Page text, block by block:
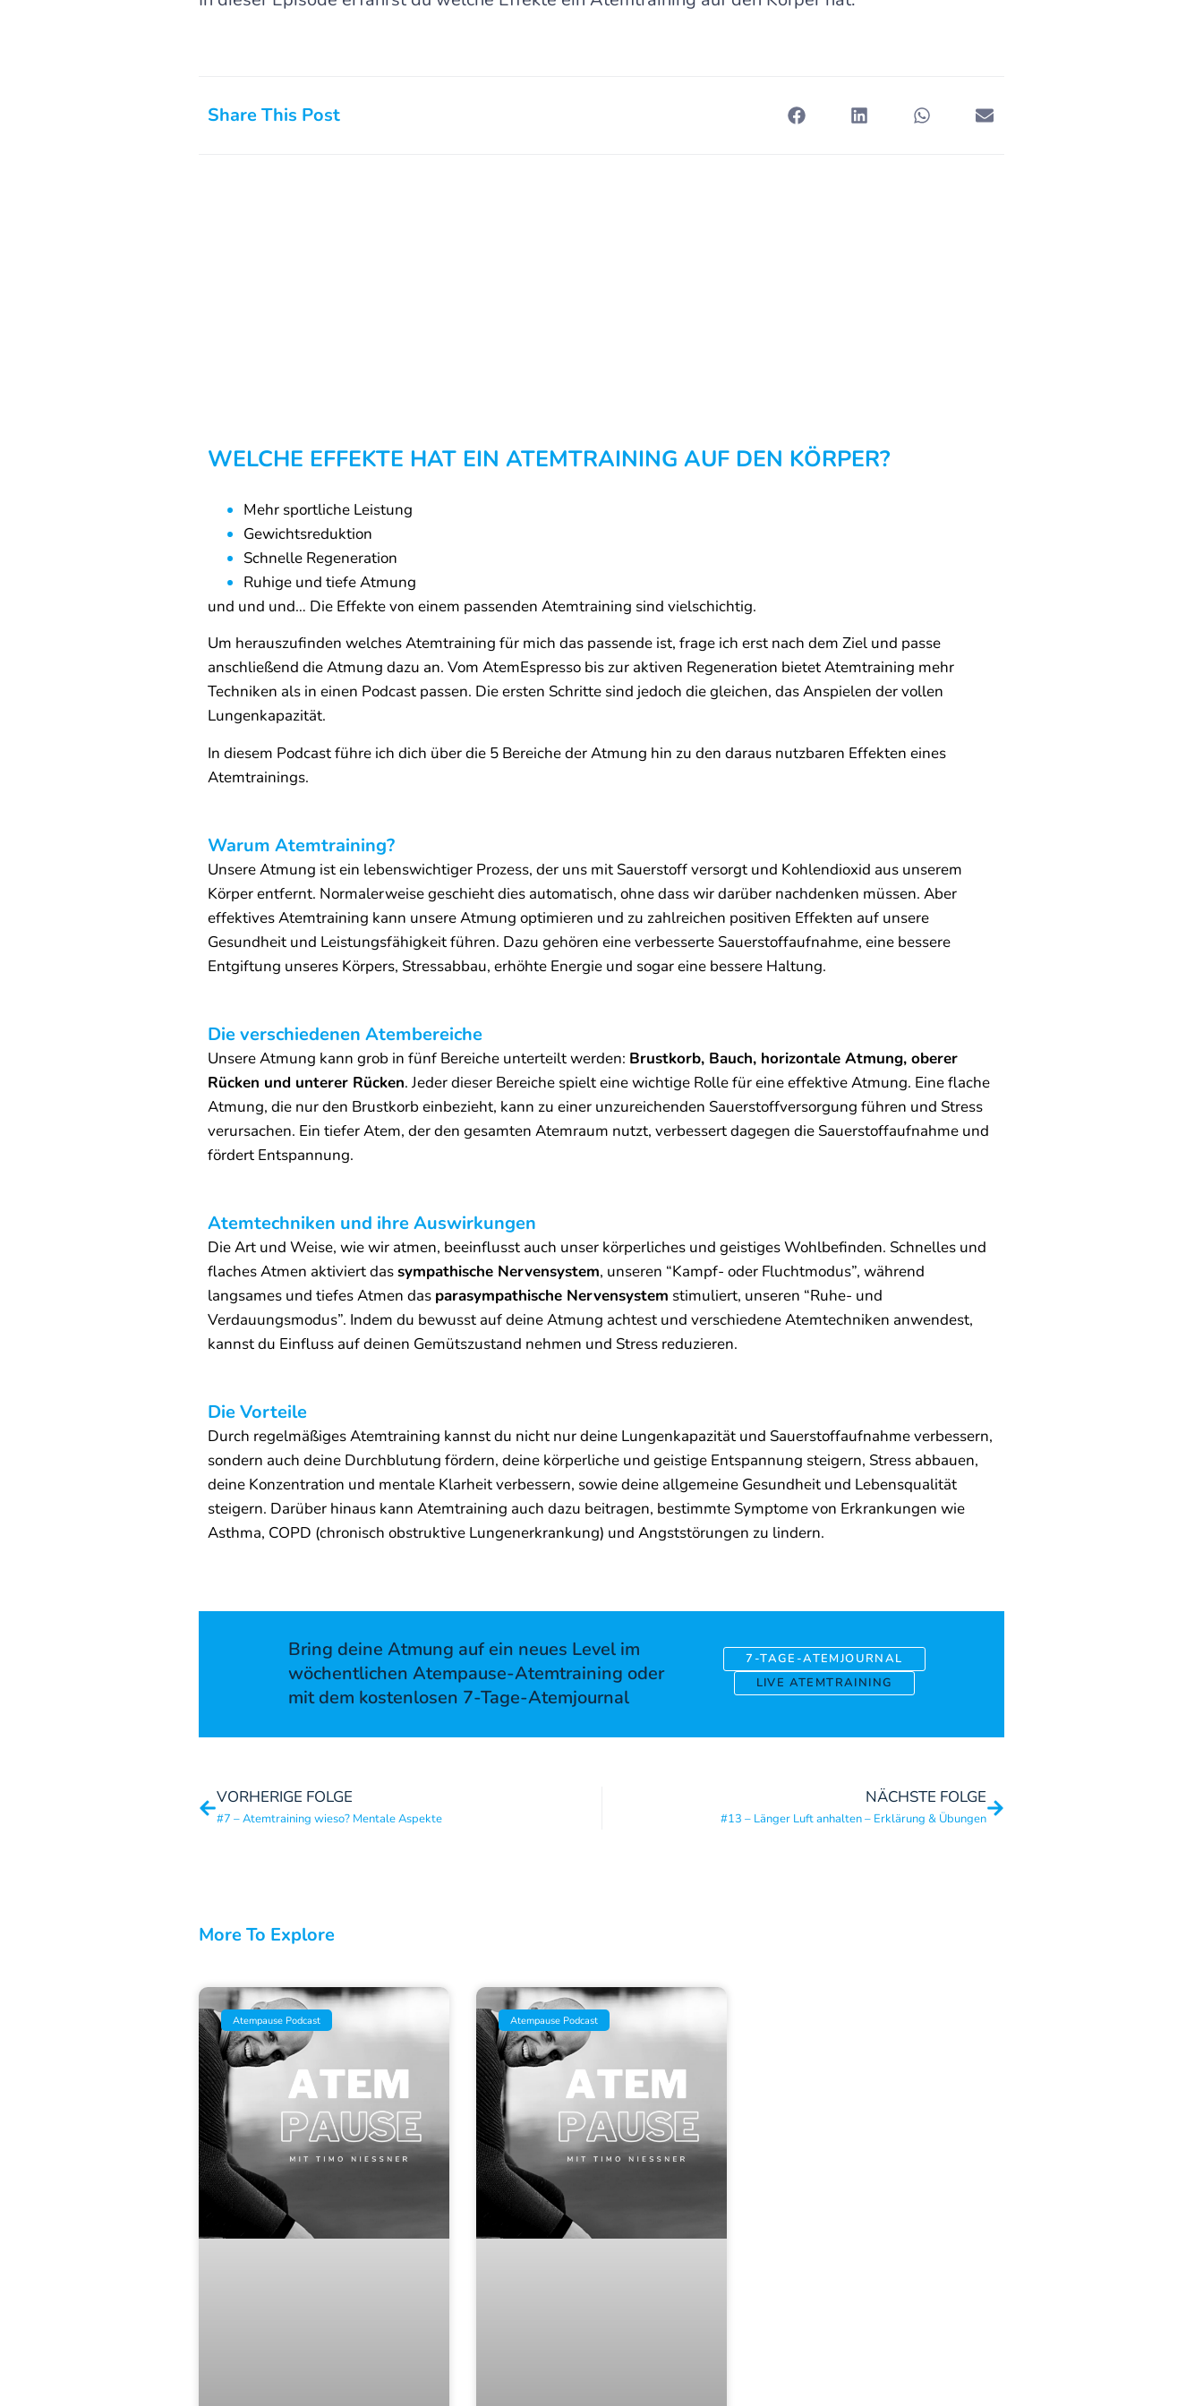
Share This Post
WELCHE EFFEKTE HAT EIN ATEMTRAINING AUF DEN KÖRPER?
Mehr sportliche Leistung
Gewichtsreduktion
Schnelle Regeneration
Ruhige und tiefe Atmung
und und und… Die Effekte von einem passenden Atemtraining sind vielschichtig.
Um herauszufinden welches Atemtraining für mich das passende ist, frage ich erst nach dem Ziel und passe
anschließend die Atmung dazu an. Vom AtemEspresso bis zur aktiven Regeneration bietet Atemtraining mehr
Techniken als in einen Podcast passen. Die ersten Schritte sind jedoch die gleichen, das Anspielen der vollen
Lungenkapazität.
In diesem Podcast führe ich dich über die 5 Bereiche der Atmung hin zu den daraus nutzbaren Effekten eines
Atemtrainings.
Warum Atemtraining?
Unsere Atmung ist ein lebenswichtiger Prozess, der uns mit Sauerstoff versorgt und Kohlendioxid aus unserem
Körper entfernt. Normalerweise geschieht dies automatisch, ohne dass wir darüber nachdenken müssen. Aber
effektives Atemtraining kann unsere Atmung optimieren und zu zahlreichen positiven Effekten auf unsere
Gesundheit und Leistungsfähigkeit führen. Dazu gehören eine verbesserte Sauerstoffaufnahme, eine bessere
Entgiftung unseres Körpers, Stressabbau, erhöhte Energie und sogar eine bessere Haltung.
Die verschiedenen Atembereiche
Unsere Atmung kann grob in fünf Bereiche unterteilt werden: Brustkorb, Bauch, horizontale Atmung, oberer
Rücken und unterer Rücken. Jeder dieser Bereiche spielt eine wichtige Rolle für eine effektive Atmung. Eine flache
Atmung, die nur den Brustkorb einbezieht, kann zu einer unzureichenden Sauerstoffversorgung führen und Stress
verursachen. Ein tiefer Atem, der den gesamten Atemraum nutzt, verbessert dagegen die Sauerstoffaufnahme und
fördert Entspannung.
Atemtechniken und ihre Auswirkungen
Die Art und Weise, wie wir atmen, beeinflusst auch unser körperliches und geistiges Wohlbefinden. Schnelles und
flaches Atmen aktiviert dassympathische Nervensystem, unseren “Kampf- oder Fluchtmodus”, während
langsames und tiefes Atmen das parasympathische Nervensystem stimuliert, unseren “Ruhe- und
Verdauungsmodus”. Indem du bewusst auf deine Atmung achtest und verschiedene Atemtechniken anwendest,
kannst du Einfluss auf deinen Gemütszustand nehmen und Stress reduzieren.
Die Vorteile
Durch regelmäßiges Atemtraining kannst du nicht nur deine Lungenkapazität und Sauerstoffaufnahme verbessern,
sondern auch deine Durchblutung fördern, deine körperliche und geistige Entspannung steigern, Stress abbauen,
deine Konzentration und mentale Klarheit verbessern, sowie deine allgemeine Gesundheit und Lebensqualität
steigern. Darüber hinaus kann Atemtraining auch dazu beitragen, bestimmte Symptome von Erkrankungen wie
Asthma, COPD (chronisch obstruktive Lungenerkrankung) und Angststörungen zu lindern.
Bring deine Atmung auf ein neues Level im
wöchentlichen Atempause-Atemtraining oder
mit dem kostenlosen 7-Tage-Atemjournal
7-TAGE-ATEMJOURNAL
LIVE ATEMTRAINING
VORHERIGE FOLGE
#7 – Atemtraining wieso? Mentale Aspekte
NÄCHSTE FOLGE
#13 – Länger Luft anhalten – Erklärung & Übungen
More To Explore
Atempause Podcast Atempause Podcast